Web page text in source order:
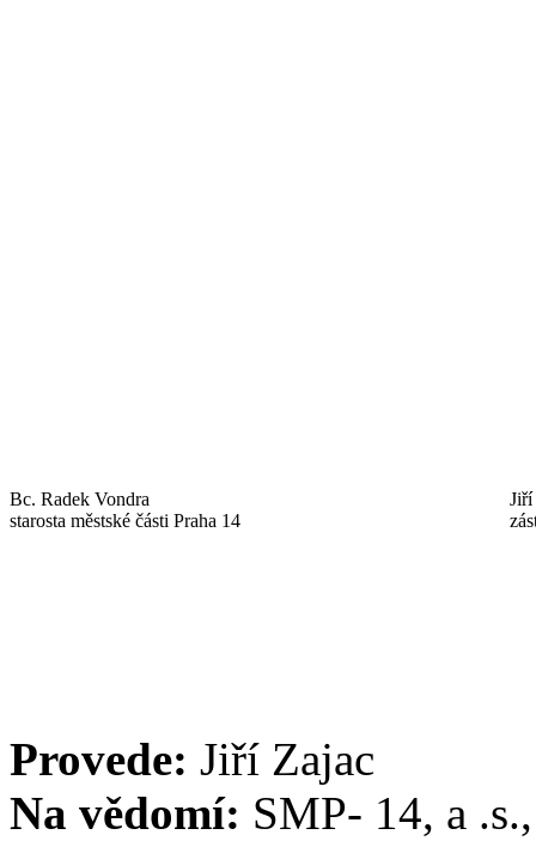
Bc. Radek Vondra
starosta městské části Praha 14
Jiří
Provede: Jiří Zajac
Na vědomí: SMP- 14, a